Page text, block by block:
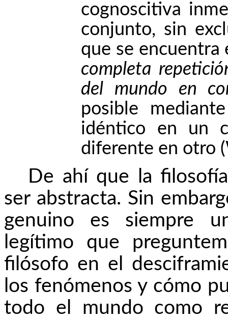
cognoscitiva
conjunto, sin
que se encuentra
completa
del mundo en
posible
idéntico en un
diferente en otro
De ahí que la
ser abstracta. Sin
genuino es siempre
legítimo que
filósofo en el
los fenómenos y cómo
todo el mundo como